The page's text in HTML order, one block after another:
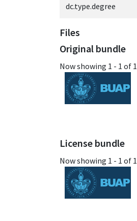
dc.type.degree
Files
Original bundle
Now showing 1 - 1 of 1
License bundle
Now showing 1 - 1 of 1